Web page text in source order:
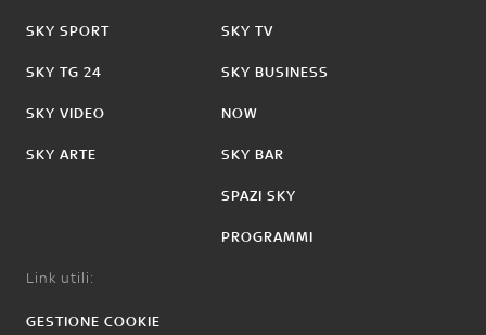
SKY SPORT
SKY TG 24
SKY VIDEO
SKY ARTE
SKY TV
SKY BUSINESS
NOW
SKY BAR
SPAZI SKY
PROGRAMMI
Link utili:
GESTIONE COOKIE